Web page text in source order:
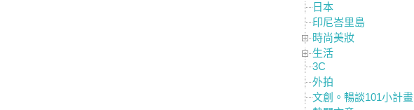
日本
印尼峇里島
時尚美妝
生活
3C
外拍
文創。暢談101小計畫